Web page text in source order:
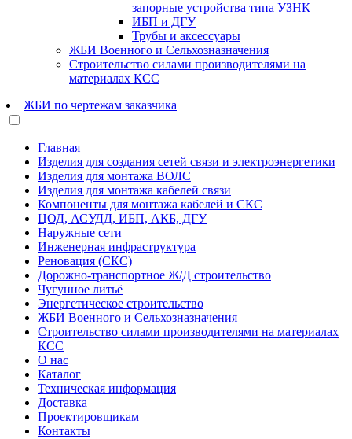
запорные устройства типа УЗНК
ИБП и ДГУ
Трубы и аксессуары
ЖБИ Военного и Сельхозназначения
Строительство силами производителями на
материалах КСС
ЖБИ по чертежам заказчика
Главная
Изделия для создания сетей связи и электроэнергетики
Изделия для монтажа ВОЛС
Изделия для монтажа кабелей связи
Компоненты для монтажа кабелей и СКС
ЦОД, АСУДД, ИБП, АКБ, ДГУ
Наружные сети
Инженерная инфраструктура
Реновация (СКС)
Дорожно-транспортное Ж/Д строительство
Чугунное литьё
Энергетическое строительство
ЖБИ Военного и Сельхозназначения
Строительство силами производителями на материалах
КСС
О нас
Каталог
Техническая информация
Доставка
Проектировщикам
Контакты